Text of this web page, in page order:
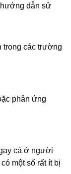
dẫn sử
trong các trường
phản ứng
cả ở người
một số rất ít bị